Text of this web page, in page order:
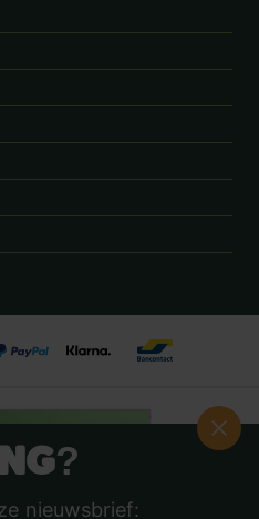
nieuwsbrief: